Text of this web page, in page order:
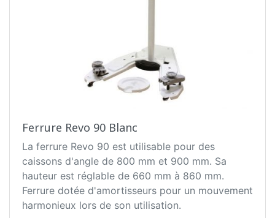
Ferrure Revo 90 Blanc
La ferrure Revo 90 est utilisable pour des
caissons d'angle de 800 mm et 900 mm. Sa
hauteur est réglable de 660 mm à 860 mm.
Ferrure dotée d'amortisseurs pour un mouvement
harmonieux lors de son utilisation.